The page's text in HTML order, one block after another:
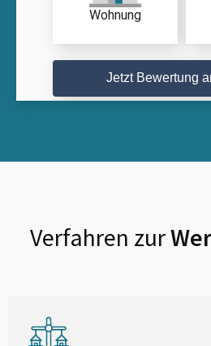
Wohnung
Jetzt Bewertung
Verfahren zur